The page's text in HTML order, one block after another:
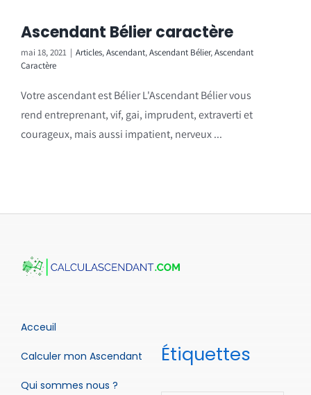
Ascendant Bélier caractère
mai 18, 2021 | Articles,Ascendant,Ascendant Bélier,Ascendant
Caractère
Votre ascendant est Bélier L'Ascendant Bélier vous
rend entreprenant, vif, gai, imprudent, extraverti et
courageux, mais aussi impatient, nerveux ...
Acceuil
Calculer mon Ascendant
Qui sommes nous ?
Étiquettes